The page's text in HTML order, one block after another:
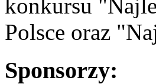
konkursu
Polsce oraz
Sponsorzy: